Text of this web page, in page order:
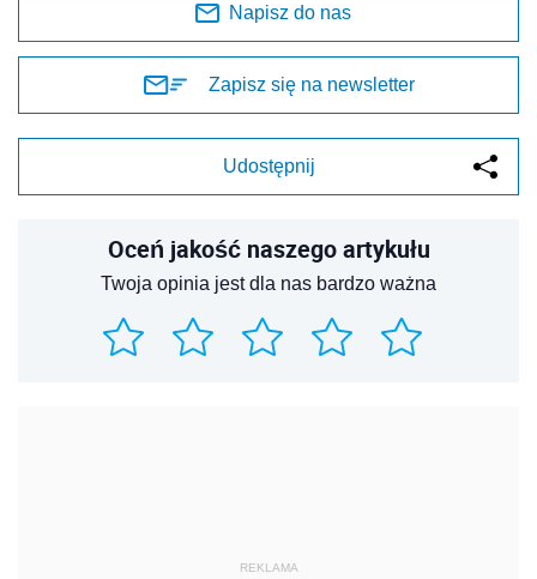
Napisz do nas
Zapisz się na newsletter
Udostępnij
Oceń jakość naszego artykułu
Twoja opinia jest dla nas bardzo ważna
REKLAMA